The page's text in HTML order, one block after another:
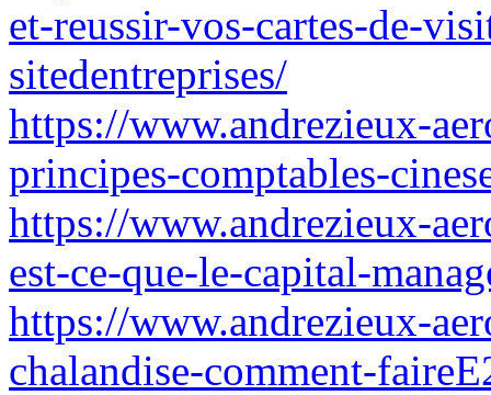
et-reussir-vos-cartes-de-
sitedentreprises/
https://www.andrezieux-
principes-comptables-
https://www.andrezieux-
est-ce-que-le-capital-
https://www.andrezieux-
chalandise-comment-